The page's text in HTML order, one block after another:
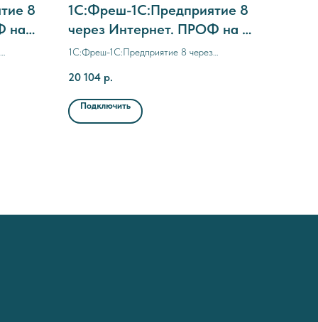
8
на
1C:Фреш-1C:Предприятие 8
через Интернет. ПРОФ на 3
месяца (с прерыванием
1C:Фреш-1C:Предприятие 8 через
прерыванием договора)
20 104 р.
Подключить